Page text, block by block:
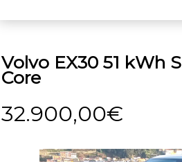
Volvo EX30 51 kWh
Core
32.900,00€